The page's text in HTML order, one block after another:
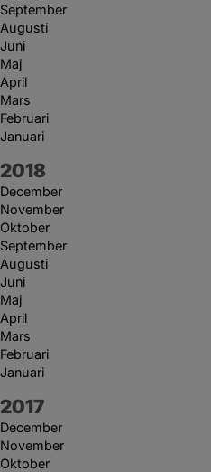
September
Augusti
Juni
Maj
April
Mars
Februari
Januari
År:
2018
December
November
Oktober
September
Augusti
Juni
Maj
April
Mars
Februari
Januari
År:
2017
December
November
Oktober